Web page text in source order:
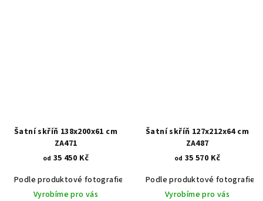
Šatní skříň 138x200x61 cm
ZA471
od 35 450 Kč
Podle produktové fotografie
Akát vintage BT1551
Dub světlý
Vyrobíme pro vás
Šatní skříň 127x212x64 cm
ZA487
od 35 570 Kč
Podle produktové fotografie
Vyrobíme pro vás